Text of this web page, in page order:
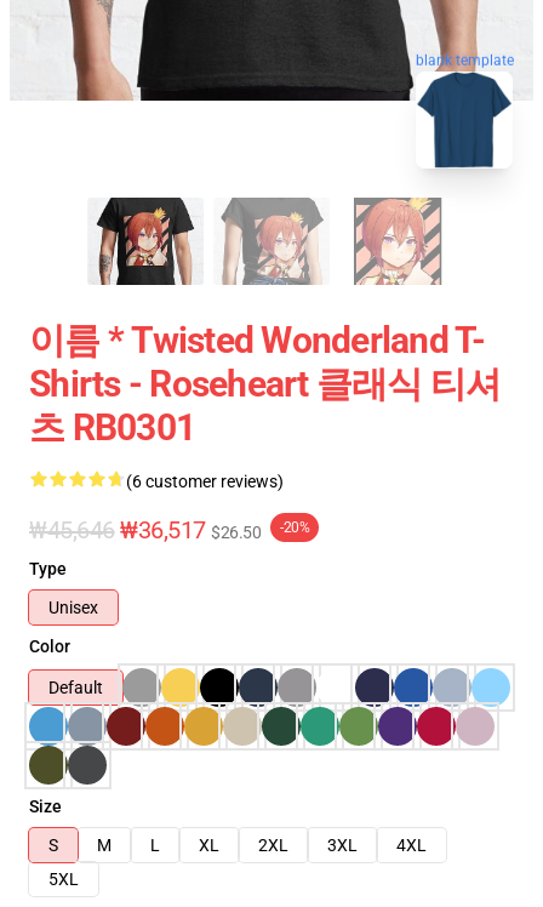
blank template
이름 * Twisted Wonderland T-
Shirts - Roseheart 클래식 티셔
츠 RB0301
(6 customer reviews)
₩45,646₩36,517 $26.50 -20%
Type
Unisex
Color
Default
Size
S
M L XL 2XL 3XL
4XL
5XL